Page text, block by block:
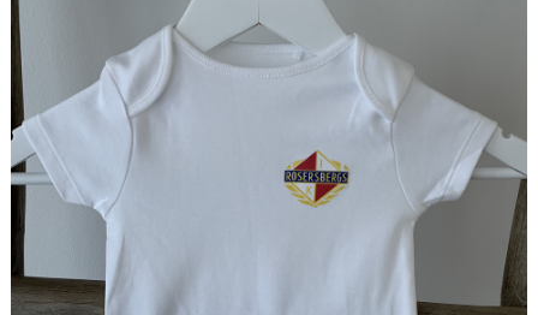
FÖRENINGEN
PROFILGUIDE
HITTA HIT!
INFORMATION TILL LEDARE
BILDARKIV